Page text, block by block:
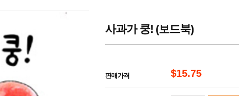
사과가 쿵! (보드북)
판매가격 $15.75